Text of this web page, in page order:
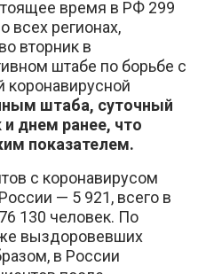
время в РФ 299
всех регионах,
вторник в
штабе по борьбе с
коронавирусной
штаба, суточный
и днем ранее, что
показателем.
с коронавирусом
— 5 921, всего в
130 человек. По
выздоровевших
в России